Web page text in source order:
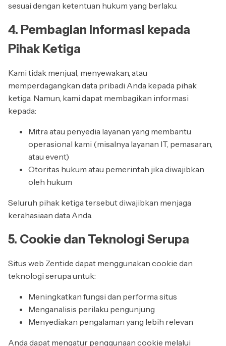
sesuai dengan ketentuan hukum yang berlaku.
4. Pembagian Informasi kepada
Pihak Ketiga
Kami tidak menjual, menyewakan, atau
memperdagangkan data pribadi Anda kepada pihak
ketiga. Namun, kami dapat membagikan informasi
kepada:
Mitra atau penyedia layanan yang membantu
operasional kami (misalnya layanan IT, pemasaran,
atau event)
Otoritas hukum atau pemerintah jika diwajibkan
oleh hukum
Seluruh pihak ketiga tersebut diwajibkan menjaga
kerahasiaan data Anda.
5. Cookie dan Teknologi Serupa
Situs web Zentide dapat menggunakan cookie dan
teknologi serupa untuk:
Meningkatkan fungsi dan performa situs
Menganalisis perilaku pengunjung
Menyediakan pengalaman yang lebih relevan
Anda dapat mengatur penggunaan cookie melalui